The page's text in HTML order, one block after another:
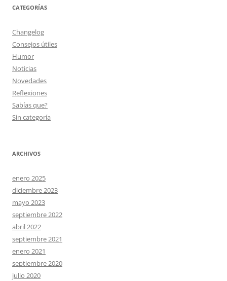
CATEGORÍAS
Changelog
Consejos útiles
Humor
Noticias
Novedades
Reflexiones
Sabías que?
Sin categoría
ARCHIVOS
enero 2025
diciembre 2023
mayo 2023
septiembre 2022
abril 2022
septiembre 2021
enero 2021
septiembre 2020
julio 2020